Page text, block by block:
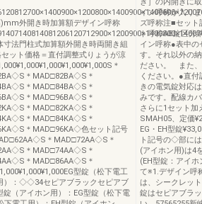
外開き時加算額デザイン呼称
法門柱式加算額外開き時両開き組
ット価格＝直付調整式りょうが涼
＊
＊MAD□82BA◇S＊
＊MAD□84BA◇S＊
＊MAD□96BA◇S＊
＊MAD□82KA◇S＊
＊MAD□84KA◇S＊
＊MAD□96KA◇色セット記号
＊MAD□72AA◇S＊
＊MAD□74AA◇S＊
＊MAD□86AA◇S＊
型錠（松下電工
）：◇◇34セピアブラックセピアブ
錠（アイホン用）：EG型錠（松下電
イン呼称が入り
ズ呼称注■セット
ト呼称AB錠区分
イン呼称●表中の
す。それ以外の
ださい。 また、
ください。●直
きの電気錠対応
みです。配線カ
さらに1セット
SMAH05、定価
EG・EH型錠
ト記号の◇部に
(アイホン用)は
(EH型錠：アイ
て※1.デザイン呼
は、シークレッ
錠はセピアブラ